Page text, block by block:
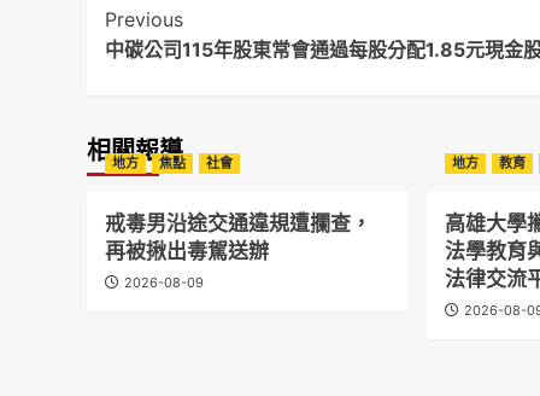
Post
Navigation
Previous
中碳公司115年股東常會通過每股分配1.85元現金
相關報導
地方 焦點 社會
戒毒男沿途交通違規遭攔查，
再被揪出毒駕送辦
2026-08-09
地方 教育
高雄大學
法學教育
法律交流
2026-08-